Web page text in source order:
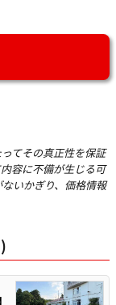
てその真正性を保証
容に不備が生じる可
いかぎり、価格情報